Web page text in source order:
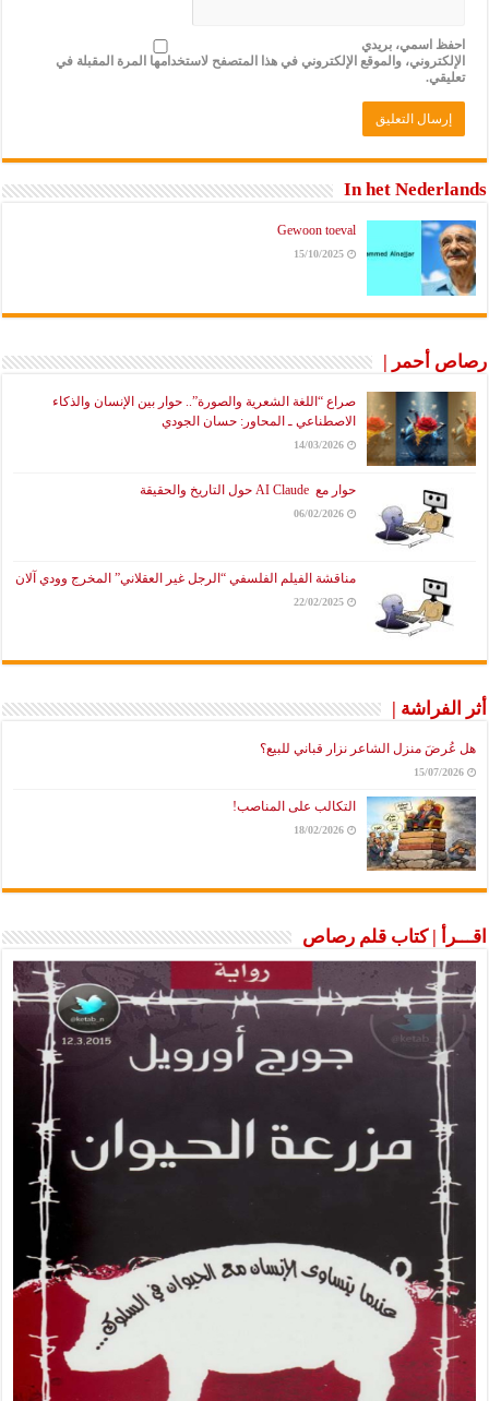
احفظ اسمي، بريدي
الإلكتروني، والموقع الإلكتروني في هذا المتصفح لاستخدامها المرة المقبلة في
تعليقي.
In het Nederlands
Gewoon toeval
15/10/2025
رصاص أحمر |
صراع “اللغة الشعرية والصورة”.. حوار بين الإنسان والذكاء
الاصطناعي ـ المحاور: حسان الجودي
14/03/2026
حوار مع AI Claude حول التاريخ والحقيقة
06/02/2026
مناقشة الفيلم الفلسفي “الرجل غير العقلاني” المخرج وودي آلان
22/02/2025
أثر الفراشة |
هل عُرضَ منزل الشاعر نزار قباني للبيع؟
15/07/2026
التكالب على المناصب!
18/02/2026
اقـــرأ | كتاب قلم رصاص